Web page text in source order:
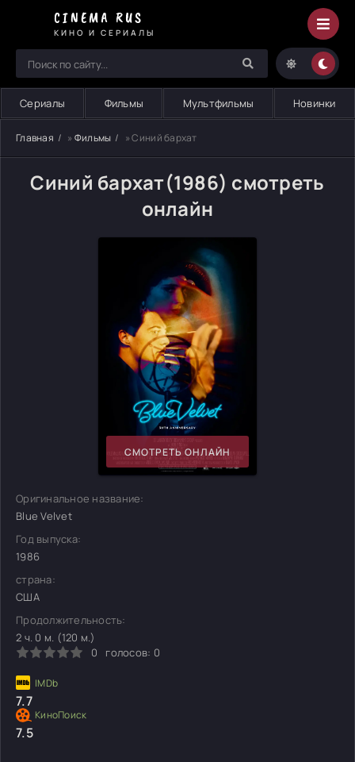
CINEMA RUS
КИНО И СЕРИАЛЫ
Сериалы Фильмы Мультфильмы Новинки
Главная » Фильмы » Синий бархат
Синий бархат(1986) смотреть
онлайн
СМОТРЕТЬ ОНЛАЙН
Оригинальное название:
Blue Velvet
Год выпуска:
1986
страна:
США
Продолжительность:
2 ч. 0 м. (120 м.)
0
голосов: 0
7.7
7.5